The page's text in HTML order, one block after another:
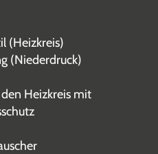
(Heizkreis)
(Niederdruck)
Heizkreis mit